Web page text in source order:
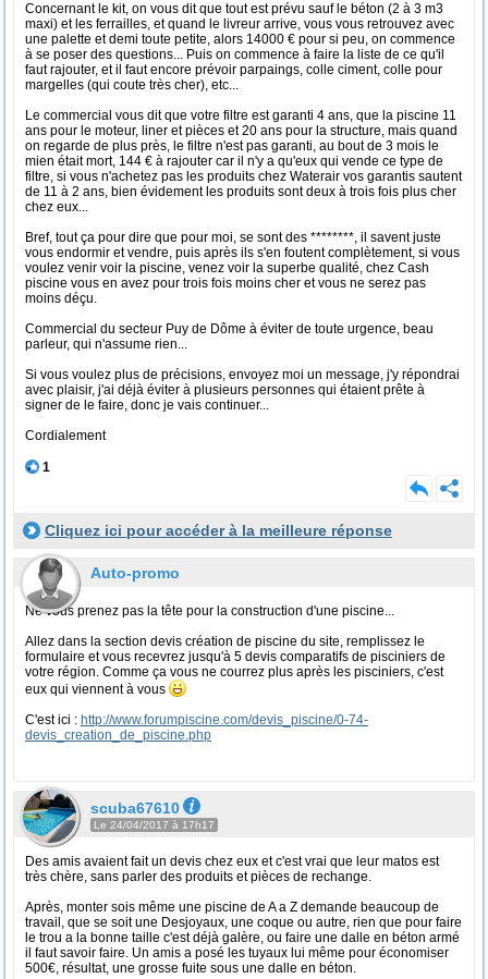
Concernant le kit, on vous dit que tout est prévu sauf le béton (2 à 3 m3
maxi) et les ferrailles, et quand le livreur arrive, vous vous retrouvez avec
une palette et demi toute petite, alors 14000 € pour si peu, on commence
à se poser des questions... Puis on commence à faire la liste de ce qu'il
faut rajouter, et il faut encore prévoir parpaings, colle ciment, colle pour
margelles (qui coute très cher), etc...
Le commercial vous dit que votre filtre est garanti 4 ans, que la piscine 11
ans pour le moteur, liner et pièces et 20 ans pour la structure, mais quand
on regarde de plus près, le filtre n'est pas garanti, au bout de 3 mois le
mien était mort, 144 € à rajouter car il n'y a qu'eux qui vende ce type de
filtre, si vous n'achetez pas les produits chez Waterair vos garantis sautent
de 11 à 2 ans, bien évidement les produits sont deux à trois fois plus cher
chez eux...
Bref, tout ça pour dire que pour moi, se sont des ********, il savent juste
vous endormir et vendre, puis après ils s'en foutent complètement, si vous
voulez venir voir la piscine, venez voir la superbe qualité, chez Cash
piscine vous en avez pour trois fois moins cher et vous ne serez pas
moins déçu.
Commercial du secteur Puy de Dôme à éviter de toute urgence, beau
parleur, qui n'assume rien...
Si vous voulez plus de précisions, envoyez moi un message, j'y répondrai
avec plaisir, j'ai déjà éviter à plusieurs personnes qui étaient prête à
signer de le faire, donc je vais continuer...
Cordialement
1
Cliquez ici pour accéder à la meilleure réponse
Auto-promo
Ne vous prenez pas la tête pour la construction d'une piscine...
Allez dans la section devis création de piscine du site, remplissez le
formulaire et vous recevrez jusqu'à 5 devis comparatifs de pisciniers de
votre région. Comme ça vous ne courrez plus après les pisciniers, c'est
eux qui viennent à vous
C'est ici : http://www.forumpiscine.com/devis_piscine/0-74-
devis_creation_de_piscine.php
scuba67610
Le 24/04/2017 à 17h17
Des amis avaient fait un devis chez eux et c'est vrai que leur matos est
très chère, sans parler des produits et pièces de rechange.
Après, monter sois même une piscine de A a Z demande beaucoup de
travail, que se soit une Desjoyaux, une coque ou autre, rien que pour faire
le trou a la bonne taille c'est déjà galère, ou faire une dalle en béton armé
il faut savoir faire. Un amis a posé les tuyaux lui même pour économiser
500€, résultat, une grosse fuite sous une dalle en béton.